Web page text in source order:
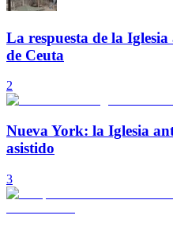
La respuesta de la
de Ceuta
2
Nueva York: la Iglesia
asistido
3